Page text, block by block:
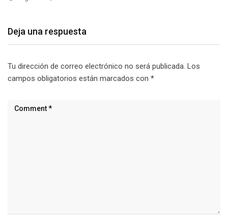
Deja una respuesta
Tu dirección de correo electrónico no será publicada. Los
campos obligatorios están marcados con *